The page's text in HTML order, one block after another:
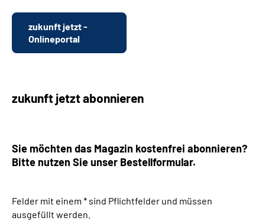
zukunft jetzt -
Onlineportal
zukunft jetzt abonnieren
Sie möchten das Magazin kostenfrei abonnieren?
Bitte nutzen Sie unser Bestellformular.
Felder mit einem * sind Pflichtfelder und müssen
ausgefüllt werden.